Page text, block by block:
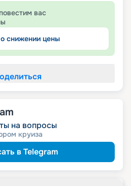
вас
снижении цены
на вопросы
круиза
в Telegram